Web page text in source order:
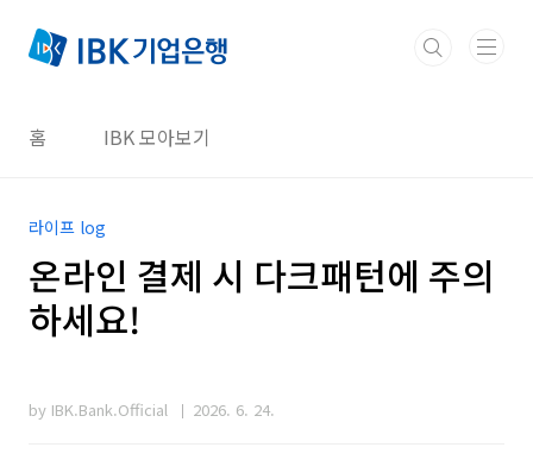
홈 IBK 모아보기
라이프 log
온라인 결제 시 다크패턴에 주의
하세요!
by IBK.Bank.Official 2026. 6. 24.